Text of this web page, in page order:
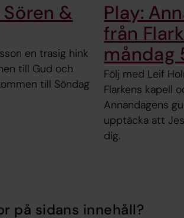
&
en trasig hink
till Gud och
till Söndag
Play:
från
måndag
Följ med Leif
Flarkens kapell
Annandagens
upptäcka att
dig.
på sidans innehåll?